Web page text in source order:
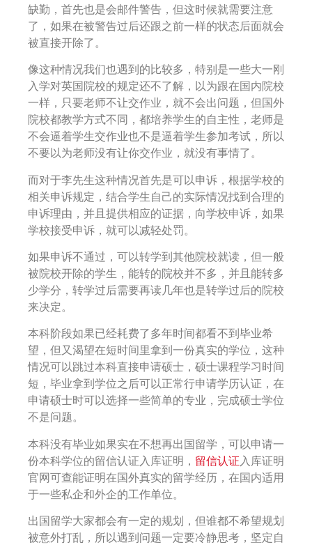
缺勤，首先也是会邮件警告，但这时候就需要注意
了，如果在被警告过后还跟之前一样的状态后面就会
被直接开除了。
像这种情况我们也遇到的比较多，特别是一些大一刚
入学对英国院校的规定还不了解，以为跟在国内院校
一样，只要老师不让交作业，就不会出问题，但国外
院校都教学方式不同，都培养学生的自主性，老师是
不会逼着学生交作业也不是逼着学生参加考试，所以
不要以为老师没有让你交作业，就没有事情了。
而对于李先生这种情况首先是可以申诉，根据学校的
相关申诉规定，结合学生自己的实际情况找到合理的
申诉理由，并且提供相应的证据，向学校申诉，如果
学校接受申诉，就可以减轻处罚。
如果申诉不通过，可以转学到其他院校就读，但一般
被院校开除的学生，能转的院校并不多，并且能转多
少学分，转学过后需要再读几年也是转学过后的院校
来决定。
本科阶段如果已经耗费了多年时间都看不到毕业希
望，但又渴望在短时间里拿到一份真实的学位，这种
情况可以跳过本科直接申请硕士，硕士课程学习时间
短，毕业拿到学位之后可以正常行申请学历认证，在
申请硕士时可以选择一些简单的专业，完成硕士学位
不是问题。
本科没有毕业如果实在不想再出国留学，可以申请一
份本科学位的留信认证入库证明， 留信认证 入库证明
官网可查能证明在国外真实的留学经历，在国内适用
于一些私企和外企的工作单位。
出国留学大家都会有一定的规划，但谁都不希望规划
被意外打乱，所以遇到问题一定要冷静思考，坚定自